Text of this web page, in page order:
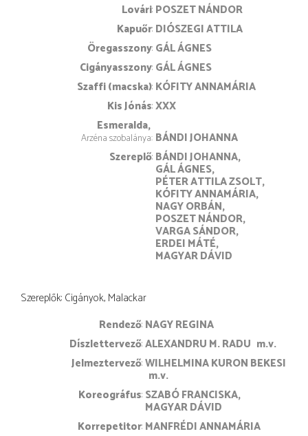
Lovári POSZET NÁNDOR
Kapuőr DIÓSZEGI ATTILA
Öregasszony GÁL ÁGNES
Cigányasszony GÁL ÁGNES
Szaffi (macska) KÓFITY ANNAMÁRIA
Kis Jónás XXX
Esmeralda
Arzéna szobalánya BÁNDI JOHANNA
Szereplő BÁNDI JOHANNA
GÁL ÁGNES
PÉTER ATTILA ZSOLT
KÓFITY ANNAMÁRIA
NAGY ORBÁN
POSZET NÁNDOR
VARGA SÁNDOR
ERDEI MÁTÉ
MAGYAR DÁVID
Szereplők: Cigányok, Malackar
rendező NAGY REGINA
díszlettervező ALEXANDRU M. RADU m.v.
jelmeztervező WILHELMINA KURON BEKESI
m.v.
koreográfus SZABÓ FRANCISKA
MAGYAR DÁVID
korrepetitor MANFRÉDI ANNAMÁRIA